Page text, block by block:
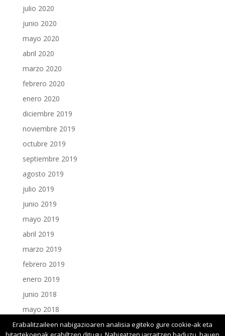
julio 2020
junio 2020
mayo 2020
abril 2020
marzo 2020
febrero 2020
enero 2020
diciembre 2019
noviembre 2019
octubre 2019
septiembre 2019
agosto 2019
julio 2019
junio 2019
mayo 2019
abril 2019
marzo 2019
febrero 2019
enero 2019
junio 2018
mayo 2018
enero 2018
Erabalitzaileen nabigazioaren analisia egiteko gure cookie-ak eta